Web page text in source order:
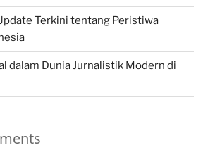
Terkini tentang Peristiwa
dalam Dunia Jurnalistik Modern di